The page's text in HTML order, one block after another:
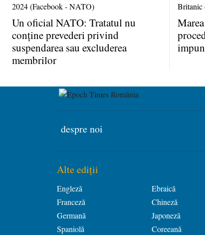
Un oficial NATO: Tratatul nu
conţine prevederi privind
suspendarea sau excluderea
membrilor
despre noi
Alte ediții
Engleză
Ebraică
Franceză
Chineză
Germană
Japoneză
Spaniolă
Coreeană